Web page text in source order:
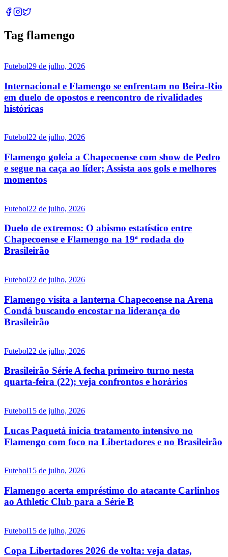
Tag flamengo
Futebol29 de julho, 2026
Internacional e Flamengo se enfrentam no Beira-Rio
em duelo de opostos e reencontro de rivalidades
históricas
Futebol22 de julho, 2026
Flamengo goleia a Chapecoense com show de Pedro
e segue na caça ao líder; Assista aos gols e melhores
momentos
Futebol22 de julho, 2026
Duelo de extremos: O abismo estatístico entre
Chapecoense e Flamengo na 19ª rodada do
Brasileirão
Futebol22 de julho, 2026
Flamengo visita a lanterna Chapecoense na Arena
Condá buscando encostar na liderança do
Brasileirão
Futebol22 de julho, 2026
Brasileirão Série A fecha primeiro turno nesta
quarta-feira (22); veja confrontos e horários
Futebol15 de julho, 2026
Lucas Paquetá inicia tratamento intensivo no
Flamengo com foco na Libertadores e no Brasileirão
Futebol15 de julho, 2026
Flamengo acerta empréstimo do atacante Carlinhos
ao Athletic Club para a Série B
Futebol15 de julho, 2026
Copa Libertadores 2026 de volta: veja datas,